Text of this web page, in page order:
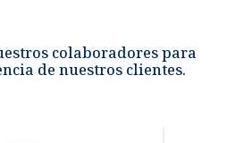
colaboradores para
de nuestros clientes.